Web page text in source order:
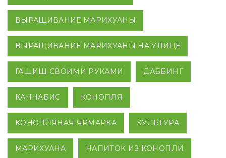
ВЫРАЩИВАНИЕ МАРИХУАНЫ
ВЫРАЩИВАНИЕ МАРИХУАНЫ НА УЛИЦЕ
ГАШИШ СВОИМИ РУКАМИ ДАББИНГ
КАННАБИС КОНОПЛЯ
КОНОПЛЯНАЯ ЯРМАРКА КУЛЬТУРА
МАРИХУАНА НАПИТОК ИЗ КОНОПЛИ